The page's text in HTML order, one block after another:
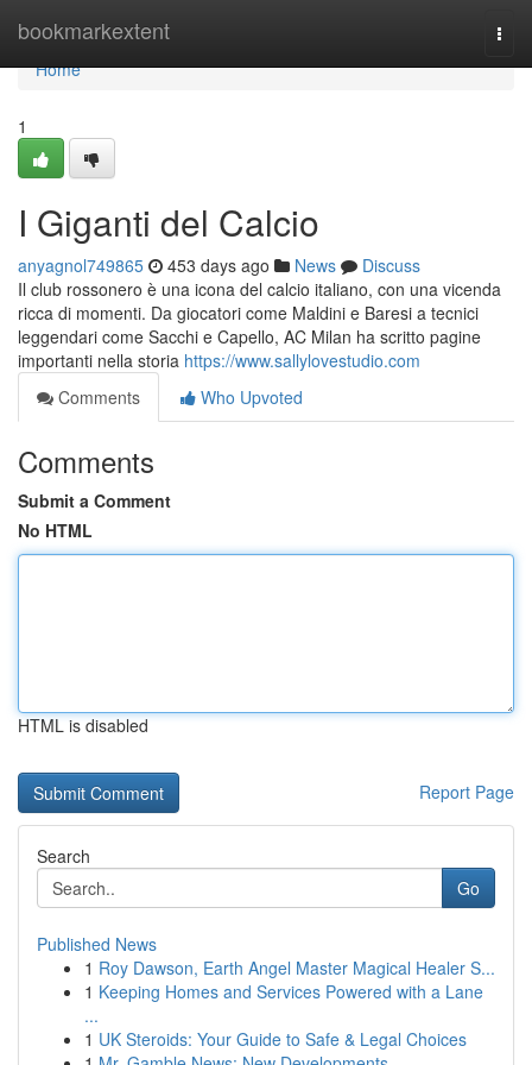
bookmarkextent
Home
Home
1
I Giganti del Calcio
anyagnol749865 453 days ago News
Discuss
Il club rossonero è una icona del calcio italiano, con una vicenda
ricca di momenti. Da giocatori come Maldini e Baresi a tecnici
leggendari come Sacchi e Capello, AC Milan ha scritto pagine
importanti nella storia https://www.sallylovestudio.com
Comments
Who Upvoted
Comments
Submit a Comment
No HTML
HTML is disabled
Report Page
Search
Go
Published News
1 Roy Dawson, Earth Angel Master Magical Healer S...
1 Keeping Homes and Services Powered with a Lane
...
1 UK Steroids: Your Guide to Safe & Legal Choices